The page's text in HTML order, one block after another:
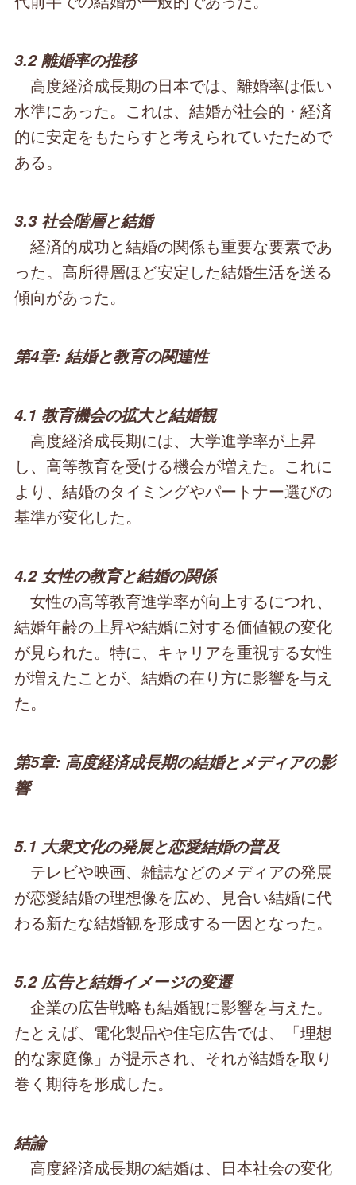
3.2 離婚率の推移
高度経済成長期の日本では、離婚率は低い
水準にあった。これは、結婚が社会的・経済
的に安定をもたらすと考えられていたためで
ある。
3.3 社会階層と結婚
経済的成功と結婚の関係も重要な要素であ
った。高所得層ほど安定した結婚生活を送る
傾向があった。
第4章: 結婚と教育の関連性
4.1 教育機会の拡大と結婚観
高度経済成長期には、大学進学率が上昇
し、高等教育を受ける機会が増えた。これに
より、結婚のタイミングやパートナー選びの
基準が変化した。
4.2 女性の教育と結婚の関係
女性の高等教育進学率が向上するにつれ、
結婚年齢の上昇や結婚に対する価値観の変化
が見られた。特に、キャリアを重視する女性
が増えたことが、結婚の在り方に影響を与え
た。
第5章: 高度経済成長期の結婚とメディアの影
響
5.1 大衆文化の発展と恋愛結婚の普及
テレビや映画、雑誌などのメディアの発展
が恋愛結婚の理想像を広め、見合い結婚に代
わる新たな結婚観を形成する一因となった。
5.2 広告と結婚イメージの変遷
企業の広告戦略も結婚観に影響を与えた。
たとえば、電化製品や住宅広告では、「理想
的な家庭像」が提示され、それが結婚を取り
巻く期待を形成した。
結論
高度経済成長期の結婚は、日本社会の変化